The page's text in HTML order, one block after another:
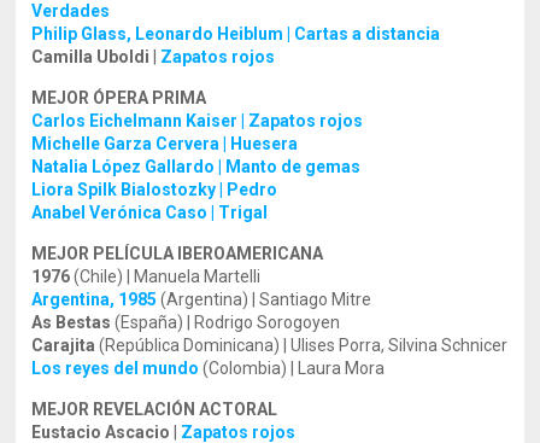
Verdades
Philip Glass, Leonardo Heiblum | Cartas a distancia
Camilla Uboldi
Zapatos rojos
MEJOR ÓPERA PRIMA
Carlos Eichelmann Kaiser | Zapatos rojos
Michelle Garza Cervera | Huesera
Natalia López Gallardo | Manto de gemas
Liora Spilk Bialostozky | Pedro
Anabel Verónica Caso | Trigal
MEJOR PELÍCULA IBEROAMERICANA
1976(Chile) | Manuela Martelli
Argentina, 1985 (Argentina) | Santiago Mitre
As Bestas (España) | Rodrigo Sorogoyen
Carajita (República Dominicana) | Ulises Porra, Silvina Schnicer
Los reyes del mundo (Colombia) | Laura Mora
MEJOR REVELACIÓN ACTORAL
Eustacio Ascacio
Zapatos rojos